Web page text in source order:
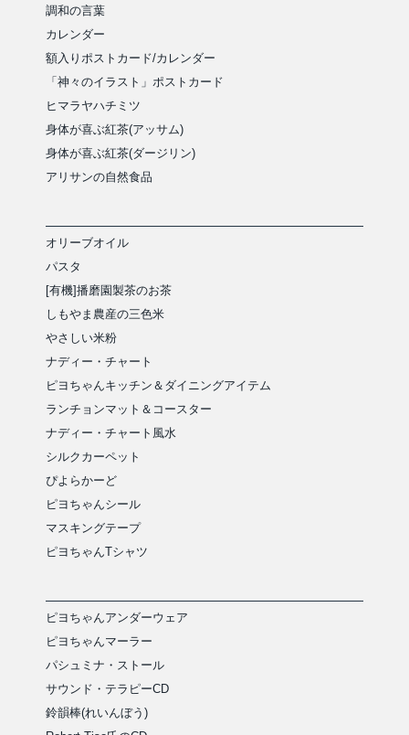
調和の言葉
カレンダー
額入りポストカード/カレンダー
「神々のイラスト」ポストカード
ヒマラヤハチミツ
身体が喜ぶ紅茶(アッサム)
身体が喜ぶ紅茶(ダージリン)
アリサンの自然食品
オリーブオイル
パスタ
[有機]播磨園製茶のお茶
しもやま農産の三色米
やさしい米粉
ナディー・チャート
ピヨちゃんキッチン＆ダイニングアイテム
ランチョンマット＆コースター
ナディー・チャート風水
シルクカーペット
ぴよらかーど
ピヨちゃんシール
マスキングテープ
ピヨちゃんTシャツ
ピヨちゃんアンダーウェア
ピヨちゃんマーラー
パシュミナ・ストール
サウンド・テラピーCD
鈴韻棒(れいんぼう)